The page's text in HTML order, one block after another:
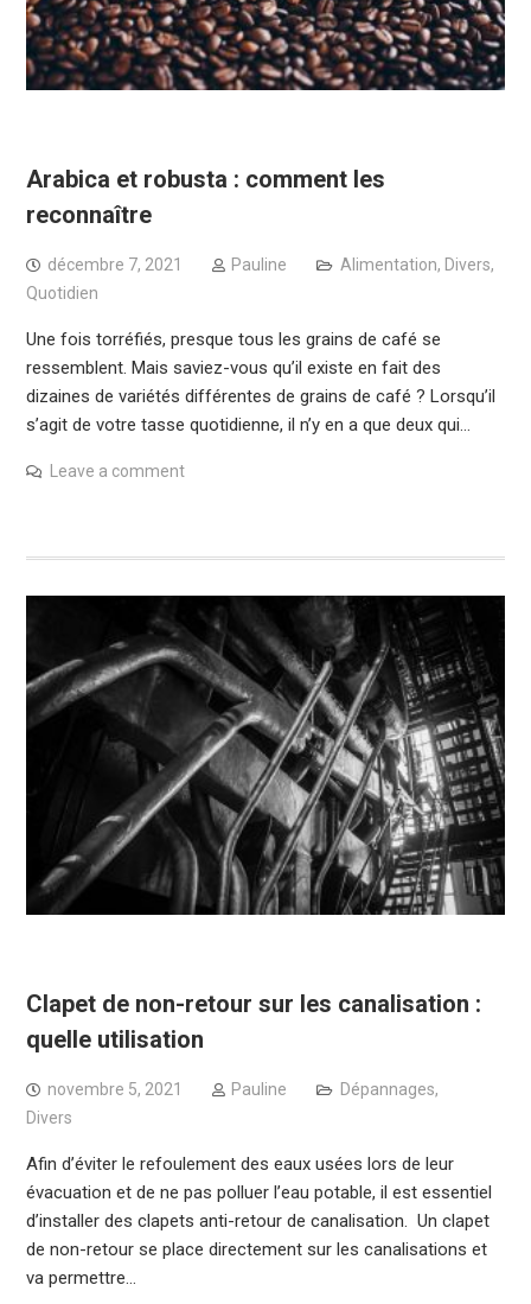
Arabica et robusta : comment les
reconnaître
décembre 7, 2021 Pauline Alimentation, Divers,
Quotidien
Une fois torréfiés, presque tous les grains de café se
ressemblent. Mais saviez-vous qu’il existe en fait des
dizaines de variétés différentes de grains de café ? Lorsqu’il
s’agit de votre tasse quotidienne, il n’y en a que deux qui…
Leave a comment
Clapet de non-retour sur les canalisation :
quelle utilisation
novembre 5, 2021 Pauline Dépannages,
Divers
Afin d’éviter le refoulement des eaux usées lors de leur
évacuation et de ne pas polluer l’eau potable, il est essentiel
d’installer des clapets anti-retour de canalisation. Un clapet
de non-retour se place directement sur les canalisations et
va permettre…